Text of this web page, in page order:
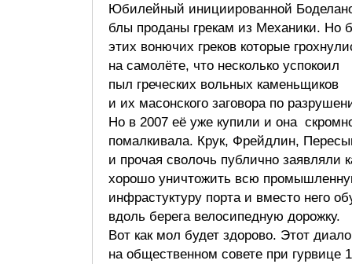
Юбилейный инициированной
блы проданы грекам из Механики. Но
этих вонючих греков которые
на самолёте, что несколько успокоил
пыл греческих вольных каменьщиков
и их масонского заговора по
Но в 2007 её уже купили и она
помалкивала. Крук, Фрейдлин,
и прочая сволочь публично заявляли
хорошо уничтожить всю
инфрастуктуру порта и вместо него
вдоль берега велосипедную дорожку.
Вот как мол будет здорово. Этот
на общественном совете при гурвице